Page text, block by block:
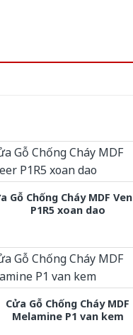
Gỗ Chống Cháy MDF
P1R5 xoan dao
Cửa Gỗ Chống Cháy MDF
Melamine P1 van kem